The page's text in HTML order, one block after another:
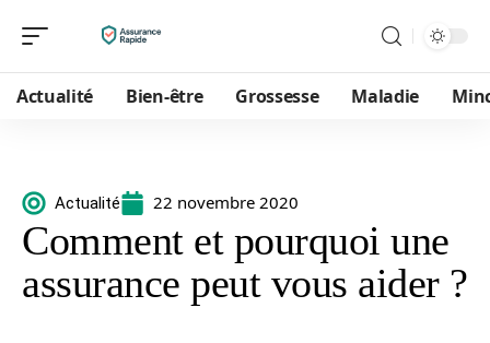
Actualité Bien-être Grossesse Maladie
Actualité 22 novembre 2020
Comment et pourquoi une
assurance peut vous aider ?